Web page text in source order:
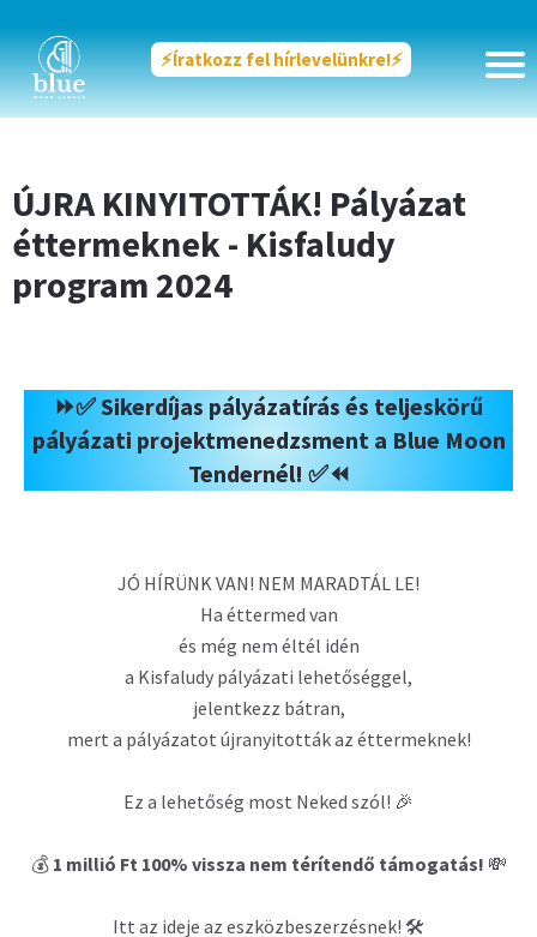
⚡️Íratkozz fel hírlevelünkre!⚡️
ÚJRA KINYITOTTÁK! Pályázat
éttermeknek - Kisfaludy
program 2024
⏩✅ Sikerdíjas pályázatírás és teljeskörű
pályázati projektmenedzsment a Blue Moon
Tendernél! ✅⏪
JÓ HÍRÜNK VAN! NEM MARADTÁL LE!
Ha éttermed van
és még nem éltél idén
a Kisfaludy pályázati lehetőséggel,
jelentkezz bátran,
mert a pályázatot újranyitották az éttermeknek!
Ez a lehetőség most Neked szól! 🎉
💰 1 millió Ft 100% vissza nem térítendő támogatás! 💸
Itt az ideje az eszközbeszerzésnek! 🛠️